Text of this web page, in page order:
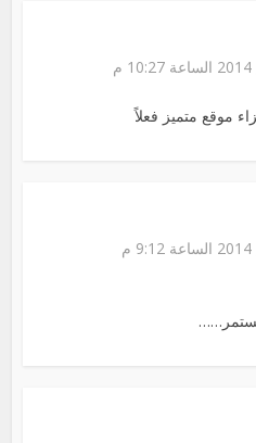
موقع متميز فعلاً